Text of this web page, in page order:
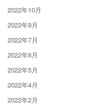
2022年10月
2022年9月
2022年7月
2022年6月
2022年5月
2022年4月
2022年2月